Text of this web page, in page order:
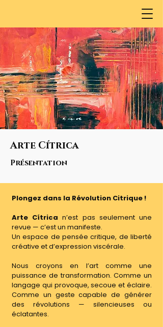
Arte Cítrica
Présentation
Plongez dans la Révolution Citrique !
Arte Cítrica n’est pas seulement une
revue — c’est un manifeste.
Un espace de pensée critique, de liberté
créative et d’expression viscérale.
Nous croyons en l’art comme une
puissance de transformation. Comme un
langage qui provoque, secoue et éclaire.
Comme un geste capable de générer
des révolutions — silencieuses ou
éclatantes.